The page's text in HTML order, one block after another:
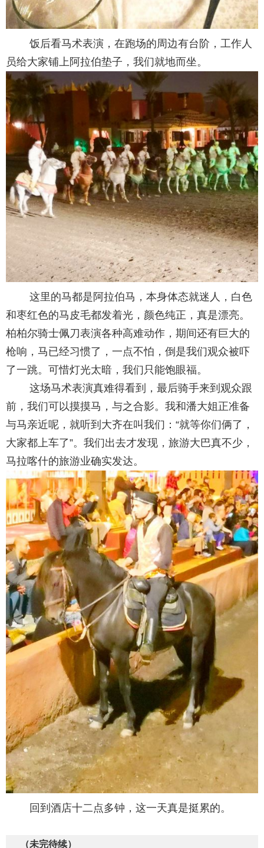
饭后看马术表演，在跑场的周边有台阶，工作人
员给大家铺上阿拉伯垫子，我们就地而坐。
这里的马都是阿拉伯马，本身体态就迷人，白色
和枣红色的马皮毛都发着光，颜色纯正，真是漂亮。
柏柏尔骑士佩刀表演各种高难动作，期间还有巨大的
枪响，马已经习惯了，一点不怕，倒是我们观众被吓
了一跳。可惜灯光太暗，我们只能饱眼福。
这场马术表演真难得看到，最后骑手来到观众跟
前，我们可以摸摸马，与之合影。我和潘大姐正准备
与马亲近呢，就听到大齐在叫我们：“就等你们俩了，
大家都上车了”。我们出去才发现，旅游大巴真不少，
马拉喀什的旅游业确实发达。
回到酒店十二点多钟，这一天真是挺累的。
（未完待续）